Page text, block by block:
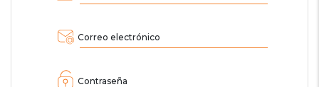
Correo electrónico
Contraseña